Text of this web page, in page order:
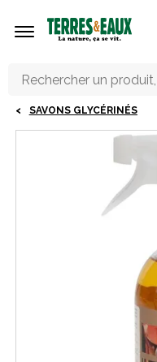
SAVONS GLYCÉRINÉS